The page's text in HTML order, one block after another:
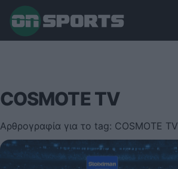
COSMOTE TV
Αρθρογραφία για το tag: COSMOTE TV